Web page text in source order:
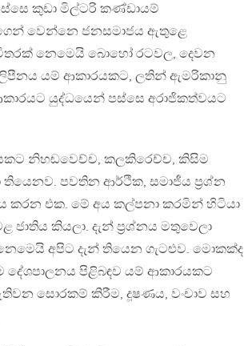
කුඩා මිල්ටරි කණ්ඩායම්
වෙන්නෙ ජනසමාජය ඇතුළෙ
නෙමෙයි බොහෝ රටවල, දෙවන
යම් ආකාරයකට, ලතින් ඇමරිකානු
යුද්ධයෙන් පස්සෙ අරාජිකත්වයට
නිහඬවෙච්ච, කලකිරෙච්ච, කිසිම
තියෙනව. පවතින ආර්ථික, සමාජීය ප්‍රශ්න
කරන එක. මේ අය කල්පනා කරමින් හිටියා
කියලා. දැන් ප්‍රශ්නය මතුවෙලා
අපිට දැන් තියෙන ගැටළුව. මොකක්ද
පිළිබඳව යම් ආකාරයකට
සොරකම් කිරීම, දූෂණය, වංචාව සහ